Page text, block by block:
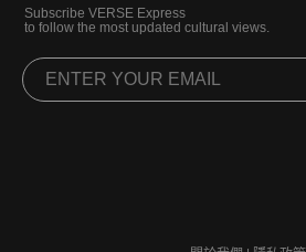
Subscribe VERSE Express
to follow the most updated cultural views.